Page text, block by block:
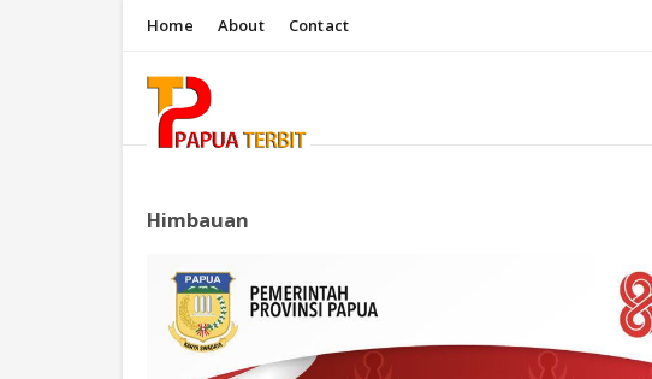
Home About Contact
Himbauan